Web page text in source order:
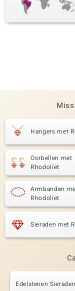
Karaatgewicht som
0,198 ct
Hangers met
Oorbellen met
Rhodoliet
Armbanden
Rhodoliet
Sieraden met
Edelstenen Sieraden